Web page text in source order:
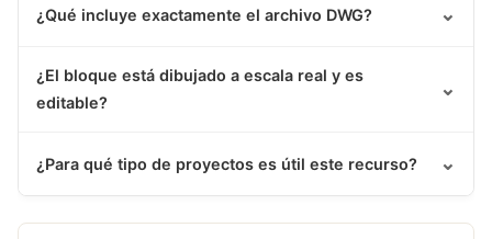
¿Qué incluye exactamente el archivo DWG? ⌄
¿El bloque está dibujado a escala real y es
editable?
⌄
¿Para qué tipo de proyectos es útil este recurso? ⌄